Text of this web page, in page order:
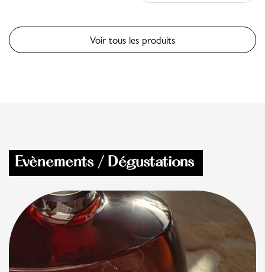
Voir tous les produits
Evènements / Dégustations